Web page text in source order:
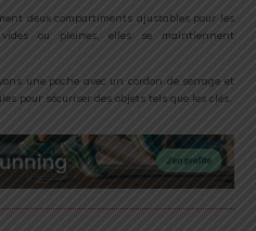
deux compartiments ajustables pour les
ou pleines, elles se maintiennent
une poche avec un cordon de serrage et
pour sécuriser des objets tels que les clés.